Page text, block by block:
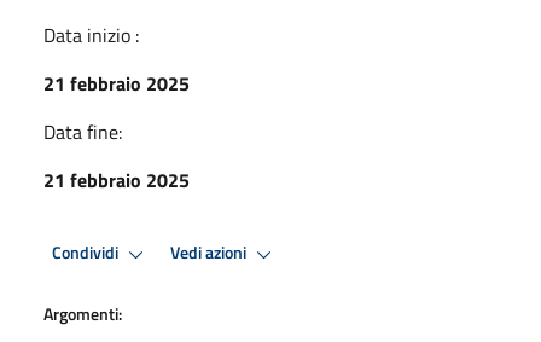
Data inizio :
21 febbraio 2025
Data fine:
21 febbraio 2025
Condividi Vedi azioni
Argomenti: